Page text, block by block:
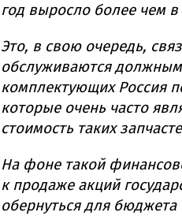
год выросло более чем
Это, в свою очередь,
обслуживаются
комплектующих Россия
которые очень часто
стоимость таких
На фоне такой
к продаже акций
обернуться для